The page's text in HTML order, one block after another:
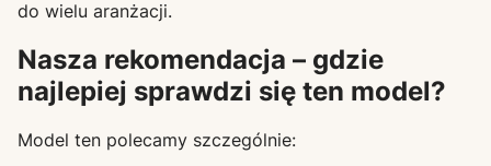
do wielu aranżacji.
Nasza rekomendacja – gdzie
najlepiej sprawdzi się ten model?
Model ten polecamy szczególnie: